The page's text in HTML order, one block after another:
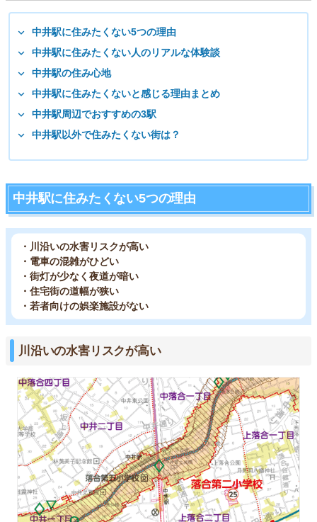
中井駅に住みたくない5つの理由
中井駅に住みたくない人のリアルな体験談
中井駅の住み心地
中井駅に住みたくないと感じる理由まとめ
中井駅周辺でおすすめの3駅
中井駅以外で住みたくない街は？
中井駅に住みたくない5つの理由
・川沿いの水害リスクが高い
・電車の混雑がひどい
・街灯が少なく夜道が暗い
・住宅街の道幅が狭い
・若者向けの娯楽施設がない
川沿いの水害リスクが高い